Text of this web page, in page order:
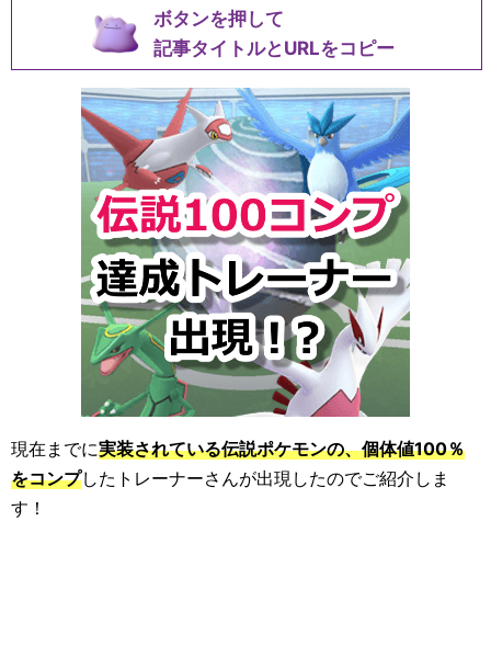
ボタンを押して
記事タイトルとURLをコピー
現在までに実装されている伝説ポケモンの、個体値100％
をコンプしたトレーナーさんが出現したのでご紹介しま
す！